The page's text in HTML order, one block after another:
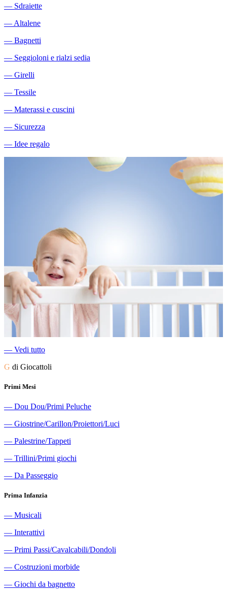
― Sdraiette
―Altalene
― Bagnetti
― Seggioloni e rialzi sedia
― Girelli
― Tessile
― Materassi e cuscini
― Sicurezza
― Idee regalo
― Vedi tutto
G di Giocattoli
Primi Mesi
― Dou Dou/Primi Peluche
― Giostrine/Carillon/Proiettori/Luci
― Palestrine/Tappeti
― Trillini/Primi giochi
― Da Passeggio
Prima Infanzia
― Musicali
― Interattivi
― Primi Passi/Cavalcabili/Dondoli
― Costruzioni morbide
― Giochi da bagnetto